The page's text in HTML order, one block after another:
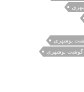
بوشهری
گوشت بوشهری